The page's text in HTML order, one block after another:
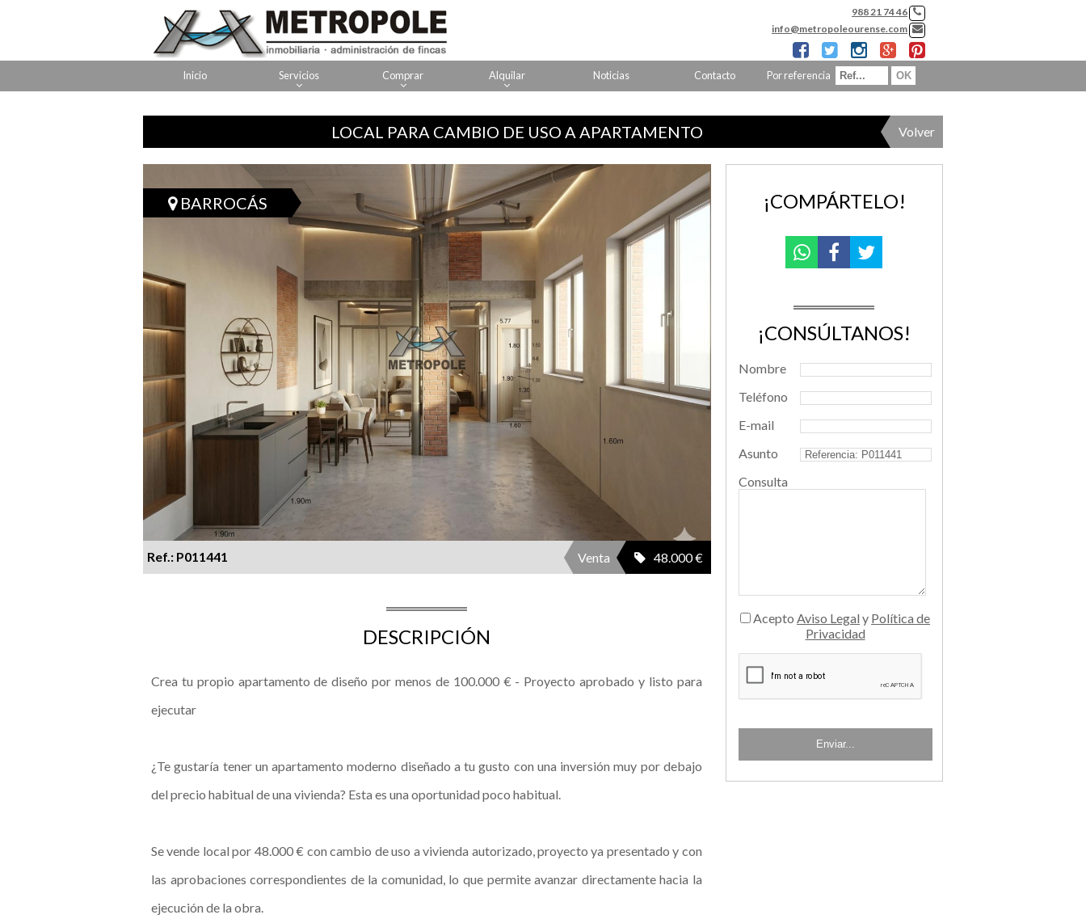
988 21 74 46
info@metropoleourense.com
Inicio Servicios Comprar Alquilar Noticias Contacto Por referencia
LOCAL PARA CAMBIO DE USO A APARTAMENTO Volver
BARROCÁS
Ref.: P011441 Venta 48.000 €
DESCRIPCIÓN
Crea tu propio apartamento de diseño por menos de 100.000 € - Proyecto aprobado y listo para
ejecutar
¿Te gustaría tener un apartamento moderno diseñado a tu gusto con una inversión muy por debajo
del precio habitual de una vivienda? Esta es una oportunidad poco habitual.
Se vende local por 48.000 € con cambio de uso a vivienda autorizado, proyecto ya presentado y con
las aprobaciones correspondientes de la comunidad, lo que permite avanzar directamente hacia la
ejecución de la obra.
¡COMPÁRTELO!
¡CONSÚLTANOS!
Nombre
Teléfono
E-mail
Asunto
Consulta
Acepto Aviso Legal y Política de
Privacidad